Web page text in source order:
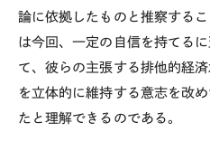
論に依拠したものと推察する
は今回、一定の自信を持てる
て、彼らの主張する排他的経
を立体的に維持する意志を改
たと理解できるのである。